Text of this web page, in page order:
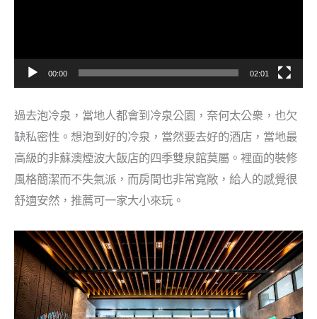
00:00 02:01
過去泡冷泉，當地人都會到冷泉公園，奈何太公衆，也欠
缺私密性。想泡到好的冷泉，當然要去好的酒店，當地最
高級的非蘇澳煙波大飯店的四季雙泉館莫屬。裡面的裝修
風格簡潔而不失氣派，而房間也非常寬敞，給人的感覺很
舒適安然，推薦可一家大小來玩。